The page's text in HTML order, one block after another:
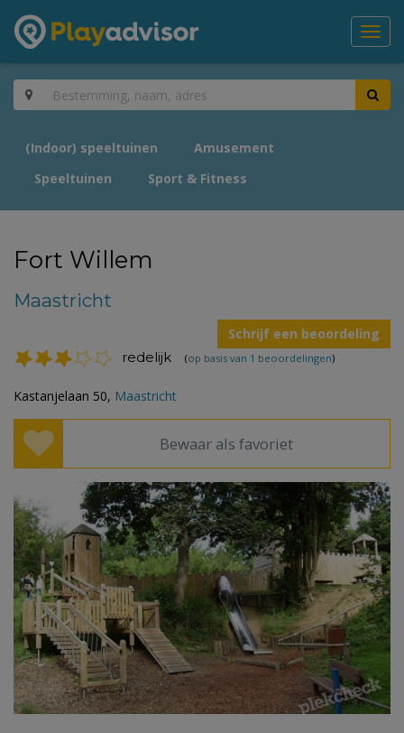
(Indoor) speeltuinen
Amusement
Speeltuinen
Sport & Fitness
Fort Willem
Maastricht
Schrijf een beoordeling
redelijk (op basis van 1 beoordelingen)
Kastanjelaan 50, Maastricht
Bewaar als favoriet